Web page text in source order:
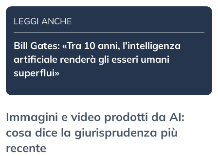
LEGGI ANCHE
Bill Gates: «Tra 10 anni, l’intelligenza
artificiale renderà gli esseri umani
superflui»
Immagini e video prodotti da AI:
cosa dice la giurisprudenza più
recente